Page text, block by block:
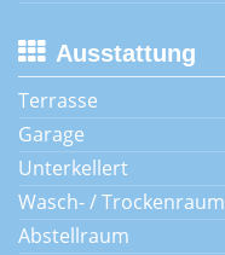
Ausstattung
Terrasse
Garage
Unterkellert
Wasch- / Trockenraum
Abstellraum